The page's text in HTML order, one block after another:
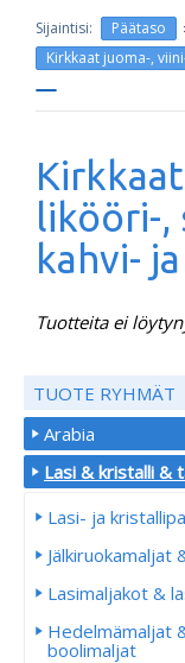
Päätaso
Kirkkaat juoma-,
likööri-,
kahvi-
Tuotteita ei
TUOTE RYHMÄT
Arabia
Lasi & kristalli &
Lasi- ja
Lasimaljakot &
Hedelmämaljat
boolimaljat